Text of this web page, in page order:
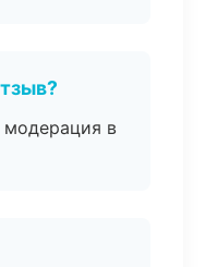
модерация в